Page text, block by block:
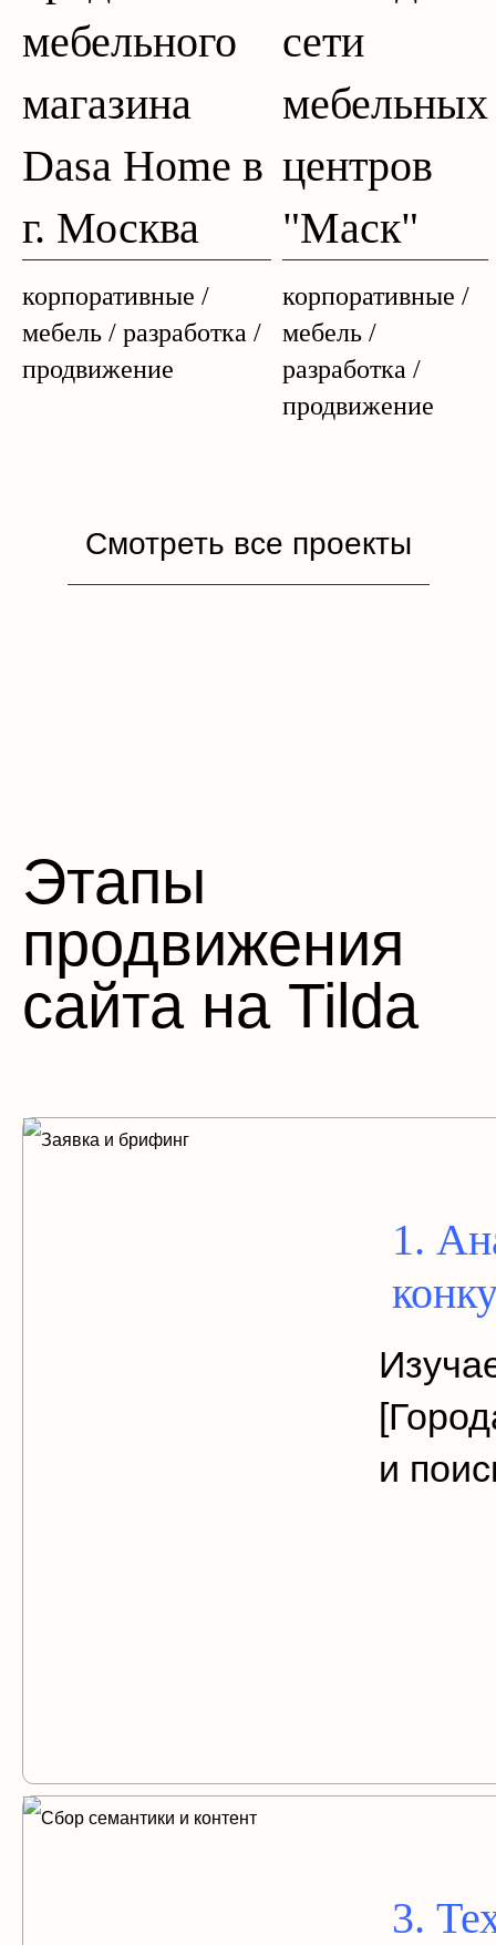
мебельного
магазина
Dasa Home в
г. Москва
корпоративные /
мебель / разработка /
продвижение
сети
мебельных
центров
"Маск"
корпоративные /
мебель /
разработка /
продвижение
Смотреть все проекты
Этапы
продвижения
сайта на Tilda
1.
и
3.